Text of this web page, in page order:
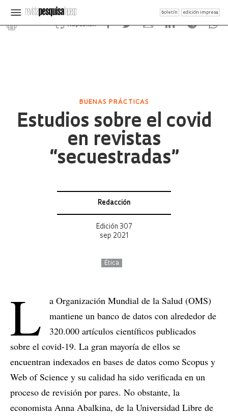
boletín edición impresa
Republish
BUENAS PRÁCTICAS
Estudios sobre el covid
en revistas
“secuestradas”
Redacción
Edición 307
sep 2021
Ética
L
a Organización Mundial de la Salud (OMS)
mantiene un banco de datos con alrededor de
320.000 artículos científicos publicados
sobre el covid-19. La gran mayoría de ellos se
encuentran indexados en bases de datos como Scopus y
Web of Science y su calidad ha sido verificada en un
proceso de revisión por pares. No obstante, la
economista Anna Abalkina, de la Universidad Libre de